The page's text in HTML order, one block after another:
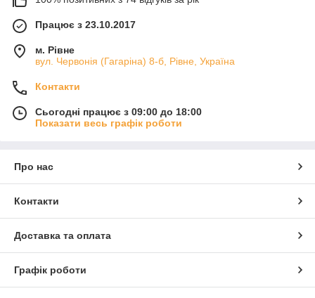
Працює з 23.10.2017
м. Рівне
вул. Червонія (Гагаріна) 8-б, Рівне, Україна
Контакти
Сьогодні працює з 09:00 до 18:00
Показати весь графік роботи
Про нас
Контакти
Доставка та оплата
Графік роботи